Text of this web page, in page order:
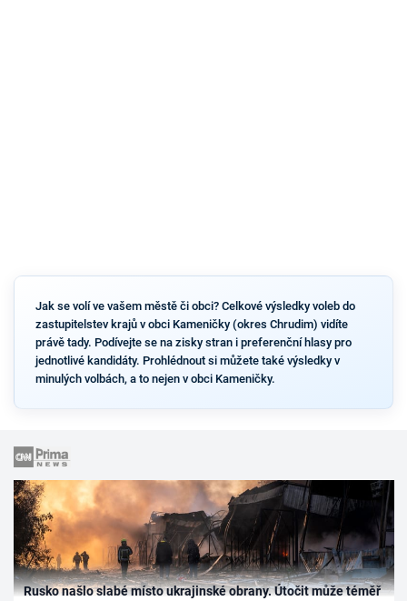
Jak se volí ve vašem městě či obci? Celkové výsledky voleb do
zastupitelstev krajů v obci Kameničky (okres Chrudim) vidíte
právě tady. Podívejte se na zisky stran i preferenční hlasy pro
jednotlivé kandidáty. Prohlédnout si můžete také výsledky v
minulých volbách, a to nejen v obci Kameničky.
Rusko našlo slabé místo ukrajinské obrany. Útočit může téměř